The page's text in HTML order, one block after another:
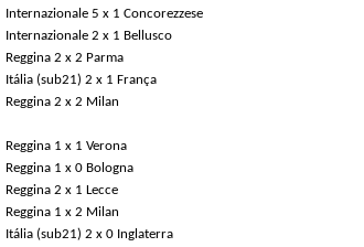
Internazionale 5 x 1 Concorezzese
Internazionale 2 x 1 Bellusco
Reggina 2 x 2 Parma
Itália (sub21) 2 x 1 França
Reggina 2 x 2 Milan
Reggina 1 x 1 Verona
Reggina 1 x 0 Bologna
Reggina 2 x 1 Lecce
Reggina 1 x 2 Milan
Itália (sub21) 2 x 0 Inglaterra